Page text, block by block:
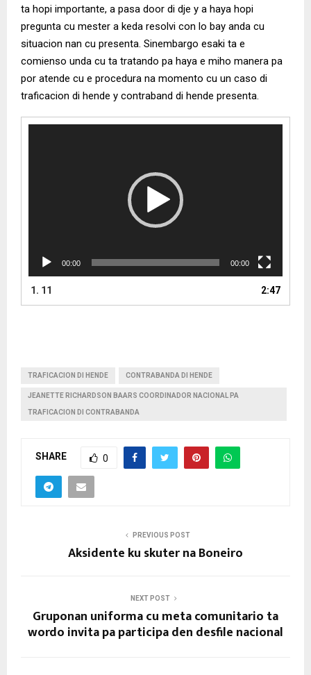
ta hopi importante, a pasa door di dje y a haya hopi
pregunta cu mester a keda resolvi con lo bay anda cu
situacion nan cu presenta. Sinembargo esaki ta e
comienso unda cu ta tratando pa haya e miho manera pa
por atende cu e procedura na momento cu un caso di
traficacion di hende y contraband di hende presenta.
r
00:00 00:00
1. 11 2:47
TRAFICACION DI HENDE CONTRABANDA DI HENDE
JEANETTE RICHARDSON BAARS COORDINADOR NACIONAL PA
TRAFICACION DI CONTRABANDA
SHARE 0
PREVIOUS POST
Aksidente ku skuter na Boneiro
NEXT POST
Gruponan uniforma cu meta comunitario ta
wordo invita pa participa den desfile nacional